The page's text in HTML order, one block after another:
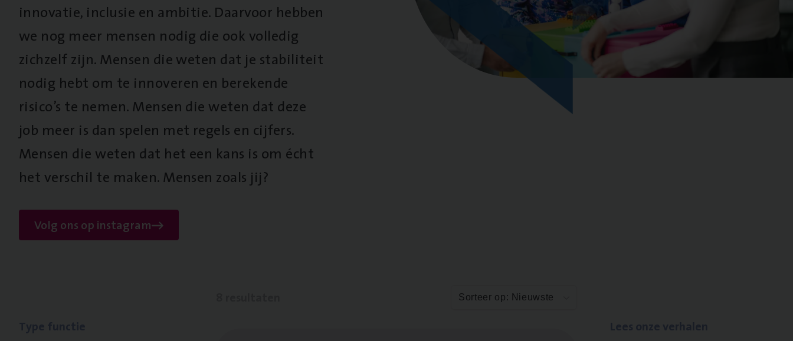
innovatie, inclusie en ambitie. Daarvoor hebben
we nog meer mensen nodig die ook volledig
zichzelf zijn. Mensen die weten dat je stabiliteit
nodig hebt om te innoveren en berekende
risico’s te nemen. Mensen die weten dat deze
job meer is dan spelen met regels en cijfers.
Mensen die weten dat het een kans is om écht
het verschil te maken. Mensen zoals jij?
Volg ons op instagram
Sorteer op: Nieuwste